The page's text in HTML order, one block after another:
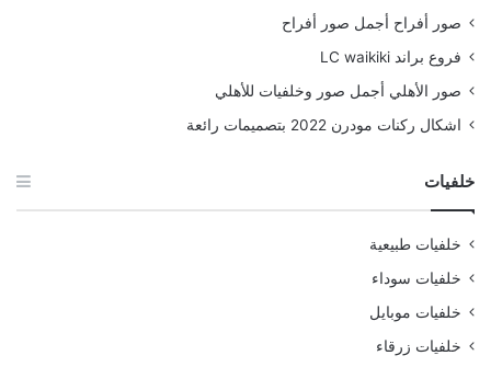
صور أفراح أجمل صور أفراح
فروع براند LC waikiki
صور الأهلي أجمل صور وخلفيات للأهلي
اشكال ركنات مودرن 2022 بتصميمات رائعة
خلفيات
خلفيات طبيعية
خلفيات سوداء
خلفيات موبايل
خلفيات زرقاء